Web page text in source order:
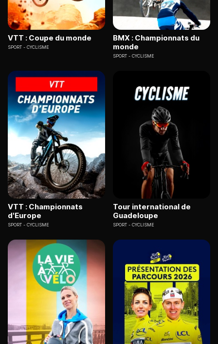
VTT : Coupe du monde
SPORT CYCLISME
BMX : Championnats du
monde
SPORT CYCLISME
VTT : Championnats
d'Europe
SPORT CYCLISME
Tour international de
Guadeloupe
SPORT CYCLISME